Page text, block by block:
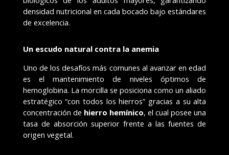
densidad nutricional en cada bocado bajo estándares
de excelencia.
Un escudo natural contra la anemia
Uno de los desafíos más comunes al avanzar en edad
es el mantenimiento de niveles óptimos de
hemoglobina. La morcilla se posiciona como un aliado
estratégico “con todos los hierros” gracias a su alta
concentración de hierro hemínico, el cual posee una
tasa de absorción superior frente a las fuentes de
origen vegetal.